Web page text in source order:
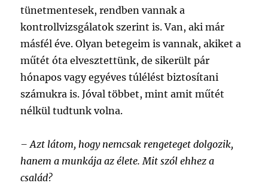
tünetmentesek, rendben vannak a
kontrollvizsgálatok szerint is. Van, aki már
másfél éve. Olyan betegeim is vannak, akiket a
műtét óta elvesztettünk, de sikerült pár
hónapos vagy egyéves túlélést biztosítani
számukra is. Jóval többet, mint amit műtét
nélkül tudtunk volna.
– Azt látom, hogy nemcsak rengeteget dolgozik,
hanem a munkája az élete. Mit szól ehhez a
család?